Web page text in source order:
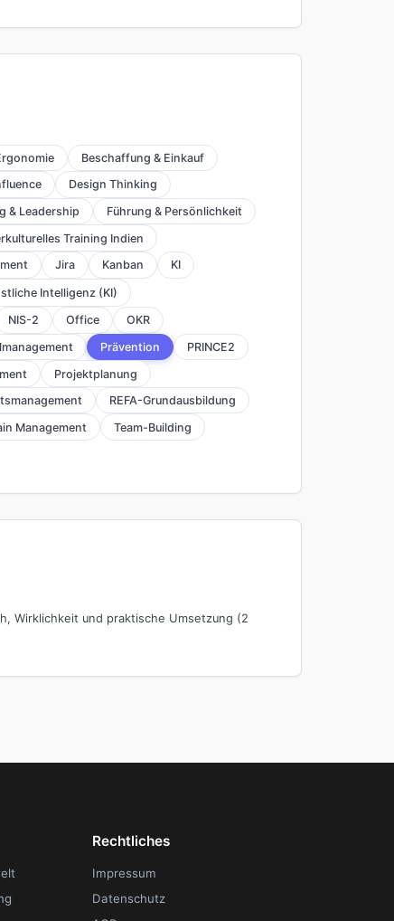
Beschaffung & Einkauf
Design Thinking
& Leadership
Führung & Persönlichkeit
Training Indien
Jira Kanban KI
Intelligenz (KI)
NIS-2 Office
OKR
Prävention
PRINCE2
Projektplanung
REFA-Grundausbildung
Management
Team-Building
Wirklichkeit und praktische Umsetzung (2
Rechtliches
Impressum
Datenschutz